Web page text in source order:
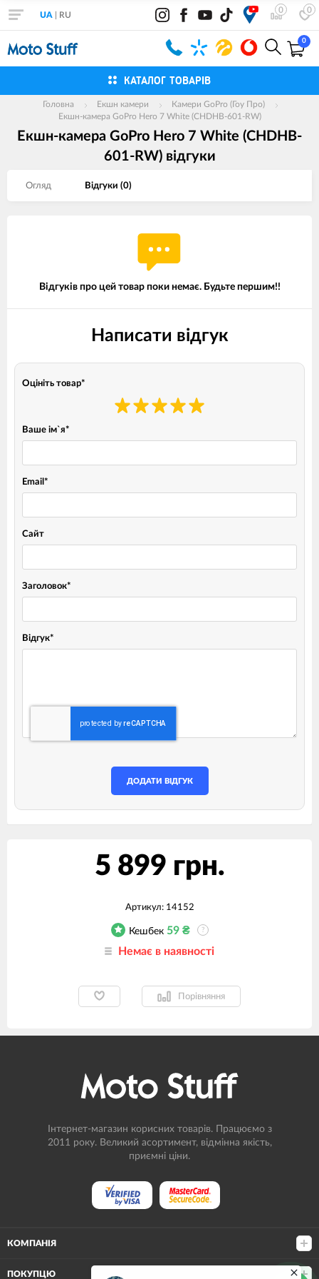
0 0
UA RU
0
КАТАЛОГ ТОВАРІВ
Головна Екшн камери
Камери GoPro (Гоу Про)
Екшн-камера GoPro Hero 7 White (CHDHB-601-RW)
Екшн-камера GoPro Hero 7 White (CHDHB-
601-RW) вiдгуки
Огляд Вiдгуки (0)
Відгуків про цей товар поки немає. Будьте першим!!
Написати відгук
Оцініть товар*
Ваше ім`я*
Email *
Сайт
Заголовок*
Відгук*
ДОДАТИ ВІДГУК
5 899 грн.
Артикул: 14152
Кешбек 59₴ ?
Немає в наявності
Порівняння
Інтернет-магазин корисних товарів. Працюємо з
2011 року. Великий асортимент, відмінна якість,
приємні ціни.
КОМПАНІЯ
ПОКУПЦЮ